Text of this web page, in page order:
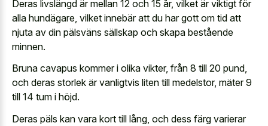
Deras livslängd är mellan 12 och 15 år, vilket är viktigt för
alla hundägare, vilket innebär att du har gott om tid att
njuta av din pälsväns sällskap och skapa bestående
minnen.
Bruna cavapus kommer i olika vikter, från 8 till 20 pund,
och deras storlek är vanligtvis liten till medelstor, mäter 9
till 14 tum i höjd.
Deras päls kan vara kort till lång, och dess färg varierar